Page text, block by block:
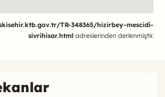
TR-348365/hizirbey-mescidi-
sivrihisar.html adreslerinden derlenmiştir.